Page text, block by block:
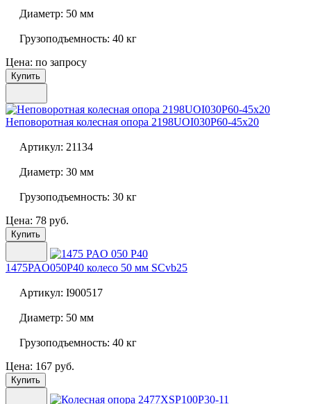
Диаметр: 50 мм
Грузоподъемность: 40 кг
Цена: по запросу
Купить
Неповоротная колесная опора 2198UOI030P60-45x20
Артикул: 21134
Диаметр: 30 мм
Грузоподъемность: 30 кг
Цена: 78 руб.
Купить
1475PAO050P40 колесо 50 мм SCvb25
Артикул: I900517
Диаметр: 50 мм
Грузоподъемность: 40 кг
Цена: 167 руб.
Купить